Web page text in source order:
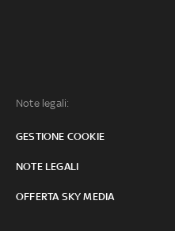
Note legali:
GESTIONE COOKIE
NOTE LEGALI
OFFERTA SKY MEDIA